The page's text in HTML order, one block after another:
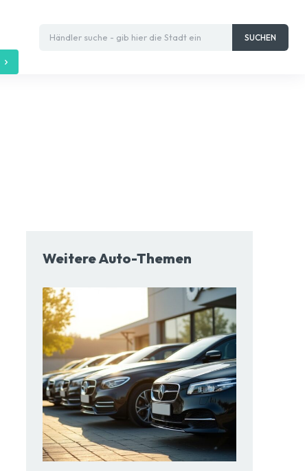
Händler suche - gib hier die Stadt ein SUCHEN
Weitere Auto-Themen